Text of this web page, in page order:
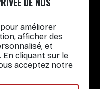
/ 14h-17h
améliorer
afficher des
et
cliquant sur le
acceptez notre